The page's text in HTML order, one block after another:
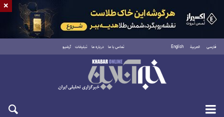
فارسی العربية English تماس با ما درباره ما تبلیغات آرشیو
جمعه ۱۶ مرداد ۱۴۰۵
×